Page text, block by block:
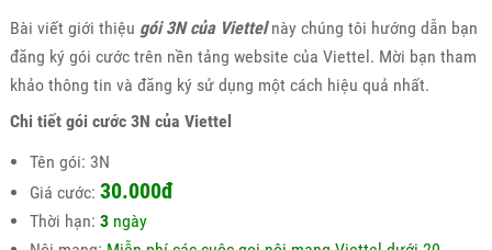
Bài viết giới thiệu gói 3N của Viettelnày chúng tôi hướng dẫn bạn
đăng ký gói cước trên nền tảng website của Viettel. Mời bạn tham
khảo thông tin và đăng ký sử dụng một cách hiệu quả nhất.
Chi tiết gói cước 3N của Viettel
Tên gói: 3N
Giá cước: 30.000đ
Thời hạn: 3 ngày